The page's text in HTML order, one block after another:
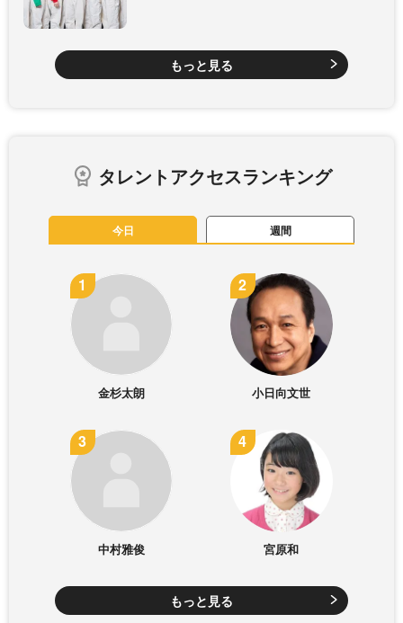
もっと見る
タレントアクセスランキング
今日 週間
金杉太朗 小日向文世
中村雅俊 宮原和
もっと見る